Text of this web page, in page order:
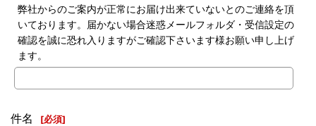
弊社からのご案内が正常にお届け出来ていないとのご連絡を頂
いております。届かない場合迷惑メールフォルダ・受信設定の
確認を誠に恐れ入りますがご確認下さいます様お願い申し上げ
ます。
件名 [必須]